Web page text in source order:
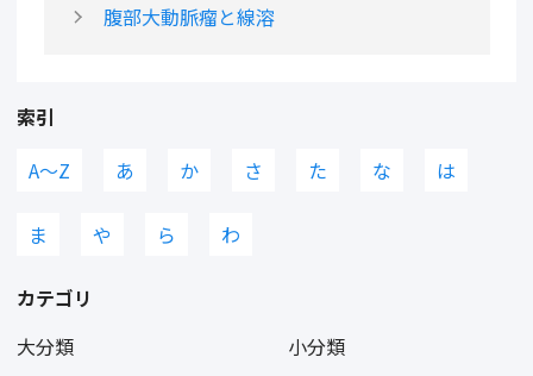
腹部大動脈瘤と線溶
索引
A〜Z
あ か さ た な は
ま や ら わ
カテゴリ
大分類
小分類